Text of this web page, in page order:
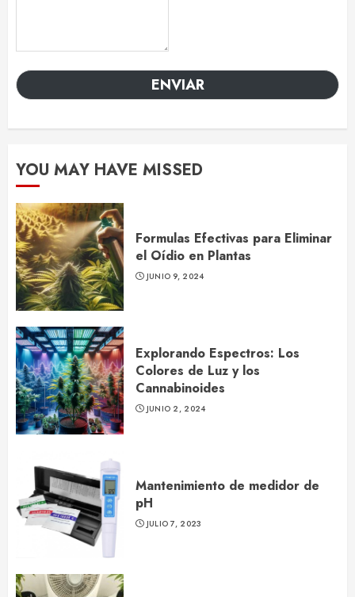
ENVIAR
YOU MAY HAVE MISSED
Formulas Efectivas para Eliminar
el Oídio en Plantas
JUNIO 9, 2024
Explorando Espectros: Los
Colores de Luz y los
Cannabinoides
JUNIO 2, 2024
Mantenimiento de medidor de
pH
JULIO 7, 2023